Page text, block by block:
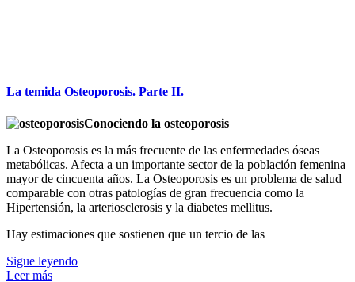
La temida Osteoporosis. Parte II.
Conociendo la osteoporosis
La Osteoporosis es la más frecuente de las enfermedades óseas
metabólicas. Afecta a un importante sector de la población femenina
mayor de cincuenta años. La Osteoporosis es un problema de salud
comparable con otras patologías de gran frecuencia como la
Hipertensión, la arteriosclerosis y la diabetes mellitus.
Hay estimaciones que sostienen que un tercio de las
Sigue leyendo
Leer más